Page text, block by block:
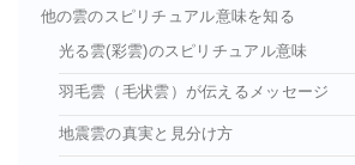
他の雲のスピリチュアル意味を知る
光る雲(彩雲)のスピリチュアル意味
羽毛雲（毛状雲）が伝えるメッセージ
地震雲の真実と見分け方